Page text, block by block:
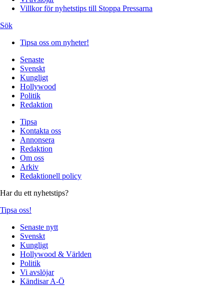
Villkor för nyhetstips till Stoppa Pressarna
Sök
Tipsa oss om nyheter!
Senaste
Svenskt
Kungligt
Hollywood
Politik
Redaktion
Tipsa
Kontakta oss
Annonsera
Redaktion
Om oss
Arkiv
Redaktionell policy
Har du ett nyhetstips?
Tipsa oss!
Senaste nytt
Svenskt
Kungligt
Hollywood & Världen
Politik
Vi avslöjar
Kändisar A-Ö